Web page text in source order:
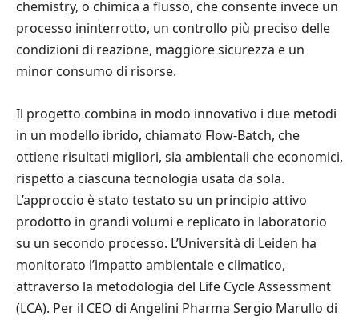
chemistry, o chimica a flusso, che consente invece un
processo ininterrotto, un controllo più preciso delle
condizioni di reazione, maggiore sicurezza e un
minor consumo di risorse.
Il progetto combina in modo innovativo i due metodi
in un modello ibrido, chiamato Flow-Batch, che
ottiene risultati migliori, sia ambientali che economici,
rispetto a ciascuna tecnologia usata da sola.
L’approccio è stato testato su un principio attivo
prodotto in grandi volumi e replicato in laboratorio
su un secondo processo. L’Università di Leiden ha
monitorato l’impatto ambientale e climatico,
attraverso la metodologia del Life Cycle Assessment
(LCA). Per il CEO di Angelini Pharma Sergio Marullo di